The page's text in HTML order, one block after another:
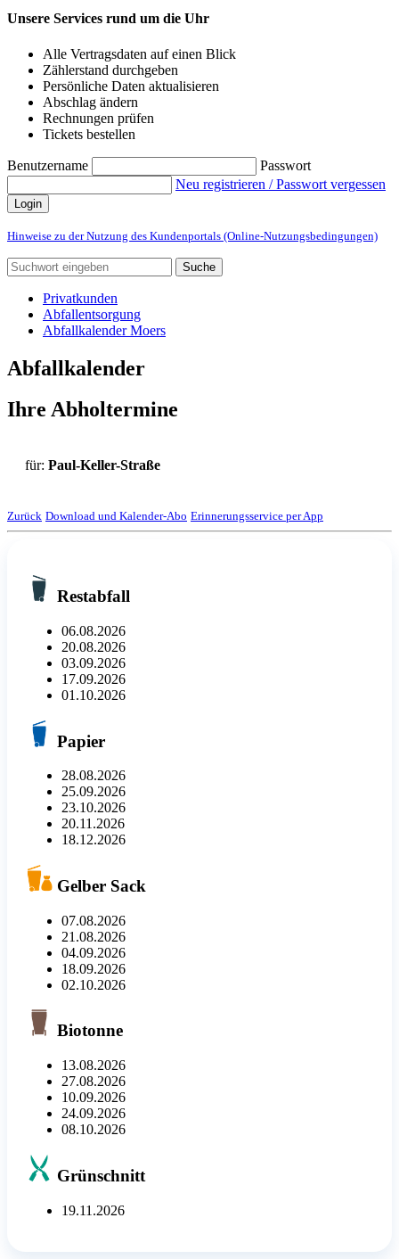
Unsere Services rund um die Uhr
Alle Vertragsdaten auf einen Blick
Zählerstand durchgeben
Persönliche Daten aktualisieren
Abschlag ändern
Rechnungen prüfen
Tickets bestellen
Benutzername
Passwort
Neu registrieren / Passwort vergessen
Login
Hinweise zu der Nutzung des Kundenportals (Online-Nutzungsbedingungen)
Suche
Privatkunden
Abfallentsorgung
Abfallkalender Moers
Abfallkalender
Ihre Abholtermine
für: Paul-Keller-Straße
Zurück Download und Kalender-Abo Erinnerungsservice per App
Restabfall
06.08.2026
20.08.2026
03.09.2026
17.09.2026
01.10.2026
Papier
28.08.2026
25.09.2026
23.10.2026
20.11.2026
18.12.2026
Gelber Sack
07.08.2026
21.08.2026
04.09.2026
18.09.2026
02.10.2026
Biotonne
13.08.2026
27.08.2026
10.09.2026
24.09.2026
08.10.2026
Grünschnitt
19.11.2026